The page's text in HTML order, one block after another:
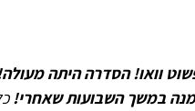
וואו! הסדרה היתה
במשך השבועות שאחרי!